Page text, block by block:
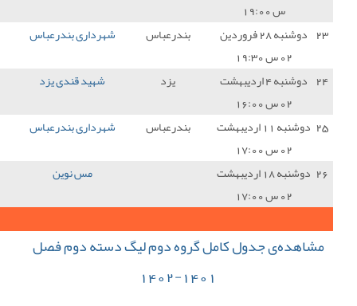
شهرداری بندرعباس 1 - 1 شهرداری ماهشهر
شهید قندی یزد 1 - 0 شهرداری بندرعباس
شهرداری بندرعباس 2 - 2 شاهین بوشهر
مس نوین شهرداری بندرعباس
دوم لیگ دسته دوم فصل